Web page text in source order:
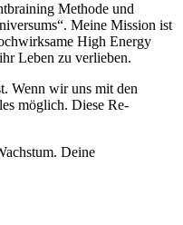
Methode und
Meine Mission ist
High Energy
Leben zu verlieben.
Wenn wir uns mit den
möglich. Diese Re-
Deine